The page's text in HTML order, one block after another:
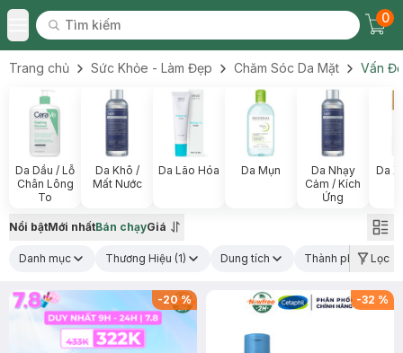
Toggle Menu
Tìm kiếm
Tìm kiếm
0
Trang chủ Sức Khỏe - Làm Đẹp Chăm Sóc Da Mặt Vấn
Da Dầu / Lỗ
Chân Lông
To
Da Khô /
Mất Nước
Da Lão Hóa Da Mụn
Da Nhạy
Cảm / Kích
Ứng
Da
Nổi bậtMới nhấtBán chạyGiá
Danh mục Thương Hiệu (1) Dung tích Thành phần nổi bật
Lọc
-20% -32 %